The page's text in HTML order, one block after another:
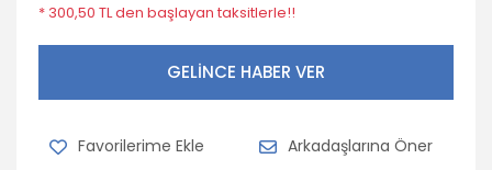
* 300,50 TL den başlayan taksitlerle!!
GELİNCE HABER VER
Arkadaşlarına Öner